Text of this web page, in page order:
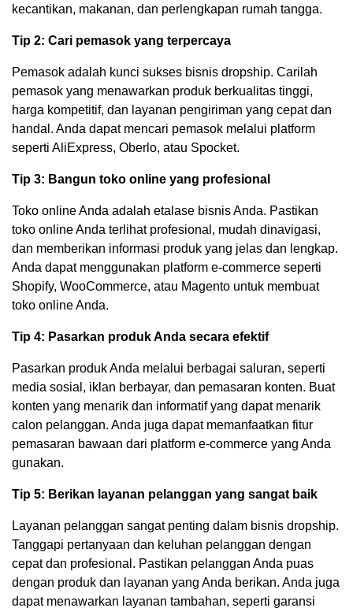
kecantikan, makanan, dan perlengkapan rumah tangga.
Tip 2: Cari pemasok yang terpercaya
Pemasok adalah kunci sukses bisnis dropship. Carilah
pemasok yang menawarkan produk berkualitas tinggi,
harga kompetitif, dan layanan pengiriman yang cepat dan
handal. Anda dapat mencari pemasok melalui platform
seperti AliExpress, Oberlo, atau Spocket.
Tip 3: Bangun toko online yang profesional
Toko online Anda adalah etalase bisnis Anda. Pastikan
toko online Anda terlihat profesional, mudah dinavigasi,
dan memberikan informasi produk yang jelas dan lengkap.
Anda dapat menggunakan platform e-commerce seperti
Shopify, WooCommerce, atau Magento untuk membuat
toko online Anda.
Tip 4: Pasarkan produk Anda secara efektif
Pasarkan produk Anda melalui berbagai saluran, seperti
media sosial, iklan berbayar, dan pemasaran konten. Buat
konten yang menarik dan informatif yang dapat menarik
calon pelanggan. Anda juga dapat memanfaatkan fitur
pemasaran bawaan dari platform e-commerce yang Anda
gunakan.
Tip 5: Berikan layanan pelanggan yang sangat baik
Layanan pelanggan sangat penting dalam bisnis dropship.
Tanggapi pertanyaan dan keluhan pelanggan dengan
cepat dan profesional. Pastikan pelanggan Anda puas
dengan produk dan layanan yang Anda berikan. Anda juga
dapat menawarkan layanan tambahan, seperti garansi